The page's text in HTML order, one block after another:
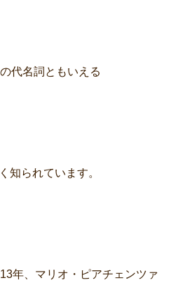
代名詞ともいえる
知られています。
年、マリオ・ピアチェンツァ